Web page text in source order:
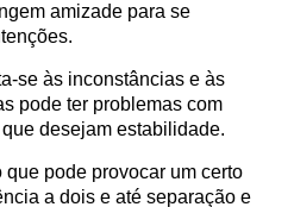
amizade para se
se às inconstâncias e às
pode ter problemas com
desejam estabilidade.
pode provocar um certo
a dois e até separação e